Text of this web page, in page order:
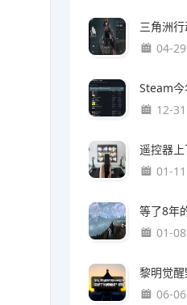
04-29
12-31
01-11
01-08
06-06